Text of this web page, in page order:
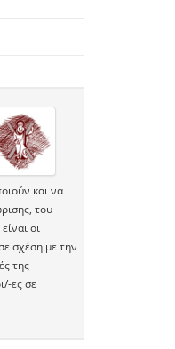
και να
του
οι
σχέση µε την
της
ες σε